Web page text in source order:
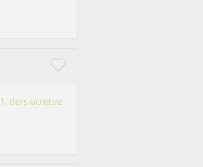
1. ders ücretsiz